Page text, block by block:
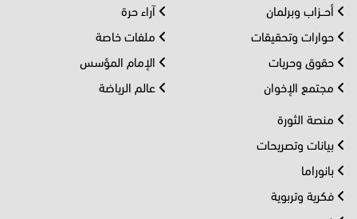
أحــزاب وبرلمان
حوارات وتحقيقات
حقوق وحريات
مجتمع الإخوان
آراء حرة
ملفات خاصة
الإمام المؤسس
عالم الرياضة
منصة الثورة
بيانات وتصريحات
بانوراما
فكرية وتربوية